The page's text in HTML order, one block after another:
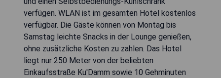
verfügen. WLAN ist im gesamten Hotel kostenlos
verfügbar. Die Gäste können von Montag bis
Samstag leichte Snacks in der Lounge genießen,
ohne zusätzliche Kosten zu zahlen. Das Hotel
liegt nur 250 Meter von der beliebten
Einkaufsstraße Ku'Damm sowie 10 Gehminuten